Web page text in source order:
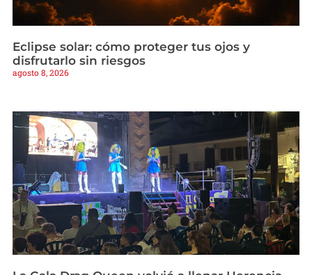
Eclipse solar: cómo proteger tus ojos y
disfrutarlo sin riesgos
agosto 8, 2026